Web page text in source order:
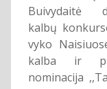
Buivydaitė
kalbų
vyko
kalba ir
nominacija